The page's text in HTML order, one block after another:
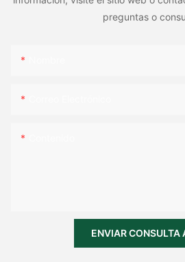
preguntas o
ENVIAR CONSULTA